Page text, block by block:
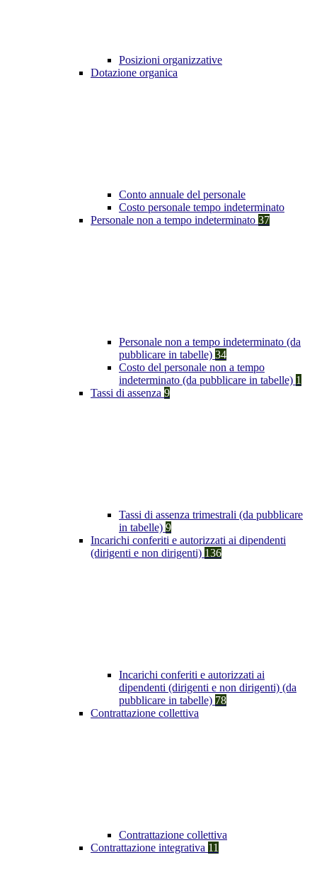
Posizioni organizzative
Dotazione organica
Conto annuale del personale
Costo personale tempo indeterminato
Personale non a tempo indeterminato 37
Personale non a tempo indeterminato (da
pubblicare in tabelle) 34
Costo del personale non a tempo
indeterminato (da pubblicare in tabelle) 1
Tassi di assenza 9
Tassi di assenza trimestrali (da pubblicare
in tabelle) 9
Incarichi conferiti e autorizzati ai dipendenti
(dirigenti e non dirigenti) 136
Incarichi conferiti e autorizzati ai
dipendenti (dirigenti e non dirigenti) (da
pubblicare in tabelle) 78
Contrattazione collettiva
Contrattazione collettiva
Contrattazione integrativa 11